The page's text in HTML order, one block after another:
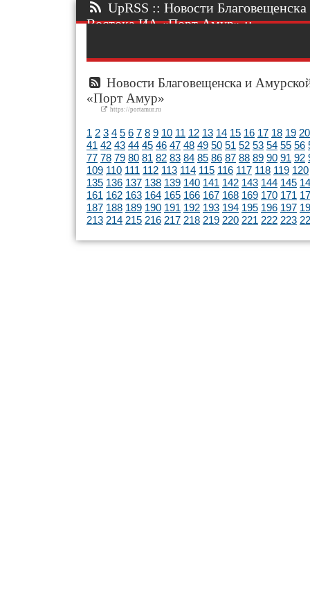
UpRSS :: Новости
Востока ИА «Порт Амур» ::.
Новости Благовещенска и
«Порт Амур»
https://portamur.ru
1 2 3 4 5 6 7 8 9 10 11 12 13 14 15 16 17 18 19 20
41 42 43 44 45 46 47 48 49 50 51 52 53 54 55 56
77 78 79 80 81 82 83 84 85 86 87 88 89 90 91 92
109 110 111 112 113 114 115 116 117 118 119 120
135 136 137 138 139 140 141 142 143 144 145
161 162 163 164 165 166 167 168 169 170 171
187 188 189 190 191 192 193 194 195 196 197
213 214 215 216 217 218 219 220 221 222 223